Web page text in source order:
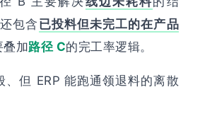
包含 已投料但未完工的在产品
叠加路径 C的完工率逻辑。
、但 ERP 能跑通领退料的离散